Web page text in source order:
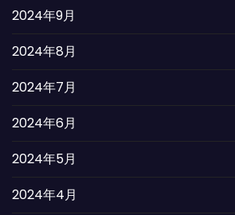
2024年9月
2024年8月
2024年7月
2024年6月
2024年5月
2024年4月